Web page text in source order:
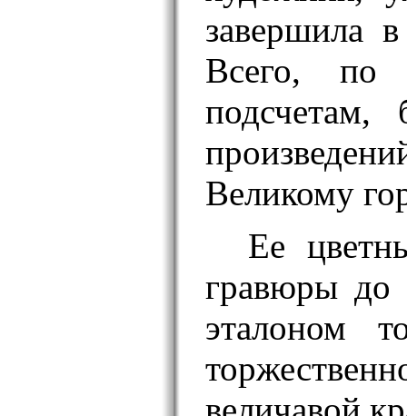
завершила
Всего, по
подсчетам,
Великому
Ее
гравюры до
эталоном